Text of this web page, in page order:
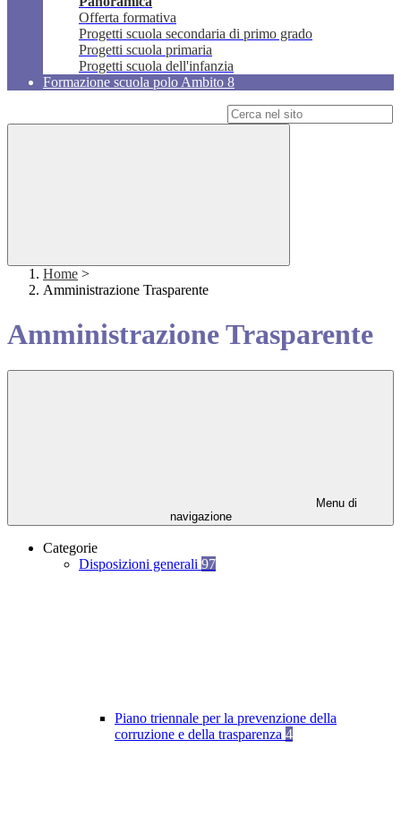
Offerta formativa
Progetti scuola secondaria di primo grado
Progetti scuola primaria
Progetti scuola dell'infanzia
Formazione scuola polo Ambito 8
Home >
Amministrazione Trasparente
Amministrazione Trasparente
Menu di
navigazione
Categorie
Disposizioni generali 97
Piano triennale per la prevenzione della
corruzione e della trasparenza 4